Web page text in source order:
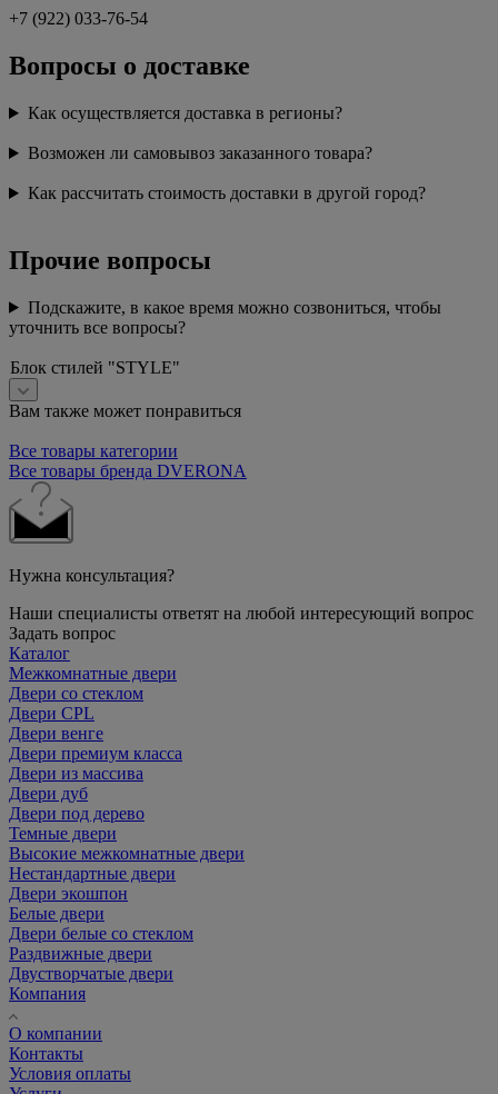
+7 (922) 033-76-54
Вопросы о доставке
Как осуществляется доставка в регионы?
Возможен ли самовывоз заказанного товара?
Как рассчитать стоимость доставки в другой город?
Прочие вопросы
Подскажите, в какое время можно созвониться, чтобы
уточнить все вопросы?
Блок стилей "STYLE"
Вам также может понравиться
Все товары категории
Все товары бренда DVERONA
Нужна консультация?
Наши специалисты ответят на любой интересующий вопрос
Задать вопрос
Каталог
Межкомнатные двери
Двери со стеклом
Двери CPL
Двери венге
Двери премиум класса
Двери из массива
Двери дуб
Двери под дерево
Темные двери
Высокие межкомнатные двери
Нестандартные двери
Двери экошпон
Белые двери
Двери белые со стеклом
Раздвижные двери
Двустворчатые двери
Компания
О компании
Контакты
Условия оплаты